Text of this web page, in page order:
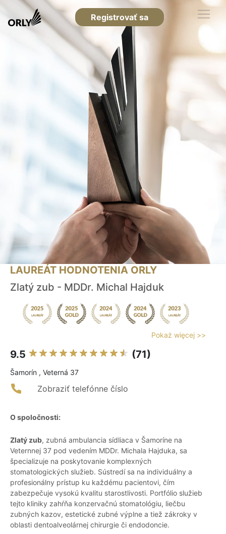
Registrovať sa
LAUREÁT HODNOTENIA ORLY
Zlatý zub - MDDr. Michal Hajduk
Pokaż więcej >>
9.5 (71)
Šamorín , Veterná 37
Zobraziť telefónne číslo
O spoločnosti:
Zlatý zub, zubná ambulancia sídliaca v Šamoríne na
Veternnej 37 pod vedením MDDr. Michala Hajduka, sa
špecializuje na poskytovanie komplexných
stomatologických služieb. Sústredí sa na individuálny a
profesionálny prístup ku každému pacientovi, čím
zabezpečuje vysokú kvalitu starostlivosti. Portfólio služieb
tejto kliniky zahŕňa konzervačnú stomatológiu, liečbu
zubných kazov, estetické zubné výplne a tiež zákroky v
oblasti dentoalveolárnej chirurgie či endodoncie.